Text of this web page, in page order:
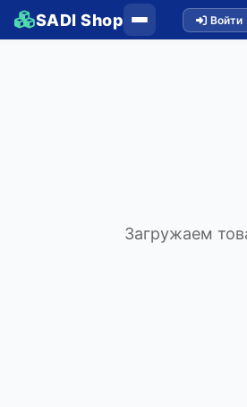
SADI Shop Войти
Загружаем